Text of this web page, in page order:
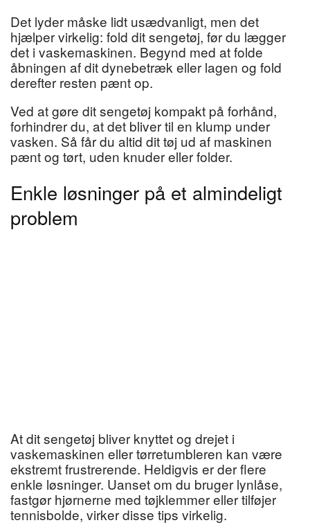
Det lyder måske lidt usædvanligt, men det
hjælper virkelig: fold dit sengetøj, før du lægger
det i vaskemaskinen. Begynd med at folde
åbningen af dit dynebetræk eller lagen og fold
derefter resten pænt op.
Ved at gøre dit sengetøj kompakt på forhånd,
forhindrer du, at det bliver til en klump under
vasken. Så får du altid dit tøj ud af maskinen
pænt og tørt, uden knuder eller folder.
Enkle løsninger på et almindeligt
problem
At dit sengetøj bliver knyttet og drejet i
vaskemaskinen eller tørretumbleren kan være
ekstremt frustrerende. Heldigvis er der flere
enkle løsninger. Uanset om du bruger lynlåse,
fastgør hjørnerne med tøjklemmer eller tilføjer
tennisbolde, virker disse tips virkelig.